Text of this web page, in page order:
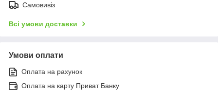
Самовивіз
Всі умови доставки
Умови оплати
Оплата на рахунок
Оплата на карту Приват Банку